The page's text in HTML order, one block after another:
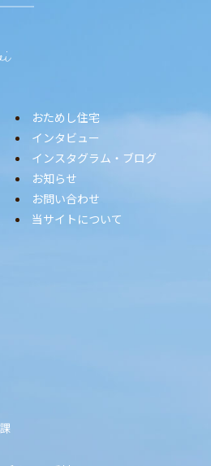
おためし住宅
インタビュー
インスタグラム・ブログ
お知らせ
お問い合わせ
当サイトについて